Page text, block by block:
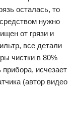
осталась, то
нужно
от грязи и
все детали
чистки в 80%
исчезает
(автор видео